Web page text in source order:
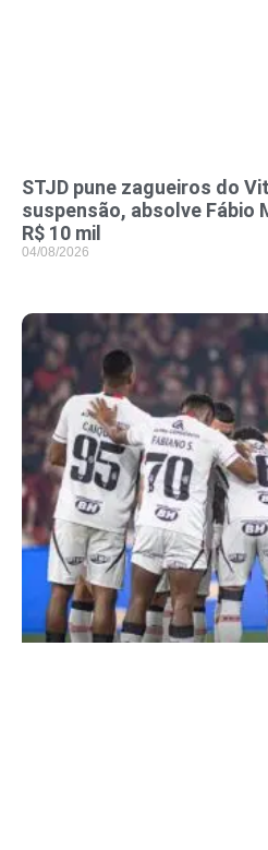
STJD pune zagueiros do
suspensão, absolve Fábio
R$ 10 mil
04/08/2026